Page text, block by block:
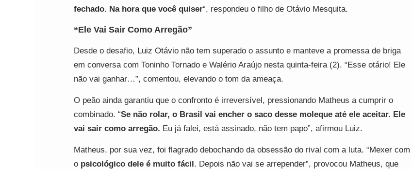
fechado. Na hora que você quiser“, respondeu o filho de Otávio Mesquita.
“Ele Vai Sair Como Arregão”
Desde o desafio, Luiz Otávio não tem superado o assunto e manteve a promessa de briga
em conversa com Toninho Tornado e Walério Araújo nesta quinta-feira (2). “Esse otário! Ele
não vai ganhar…”, comentou, elevando o tom da ameaça.
O peão ainda garantiu que o confronto é irreversível, pressionando Matheus a cumprir o
combinado. “Se não rolar, o Brasil vai encher o saco desse moleque até ele aceitar. Ele
vai sair como arregão. Eu já falei, está assinado, não tem papo”, afirmou Luiz.
Matheus, por sua vez, foi flagrado debochando da obsessão do rival com a luta. “Mexer com
o psicológico dele é muito fácil. Depois não vai se arrepender”, provocou Matheus, que